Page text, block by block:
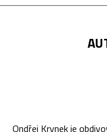
Ondřej Krynek je